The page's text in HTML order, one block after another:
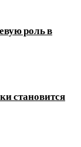
роль в
становится